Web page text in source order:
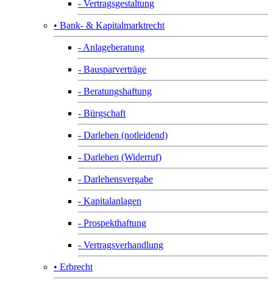
- Vertragsgestaltung
• Bank- & Kapitalmarktrecht
- Anlageberatung
- Bausparverträge
- Beratungshaftung
- Bürgschaft
- Darlehen (notleidend)
- Darlehen (Widerruf)
- Darlehensvergabe
- Kapitalanlagen
- Prospekthaftung
- Vertragsverhandlung
• Erbrecht